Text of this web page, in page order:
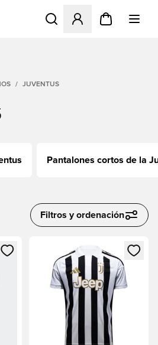
Abre un modal para iniciar
JUVENTUS
Pantalones cortos de la
Filtros y ordenación
sesión o registrarse como
Abre un modal para iniciar